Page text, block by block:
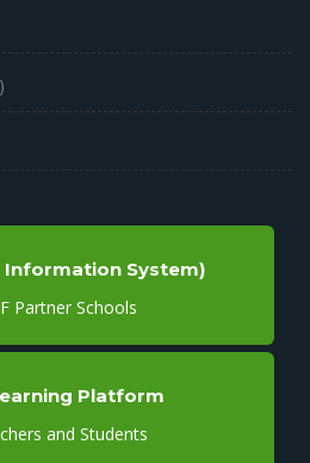
Information System)
Partner Schools
Platform
and Students